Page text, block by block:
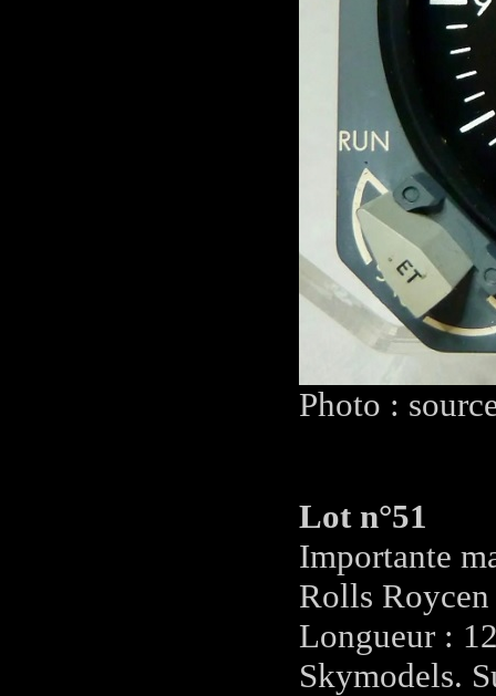
Photo :
Lot n°51
Importante
Rolls
Longueur :
Skymodels.